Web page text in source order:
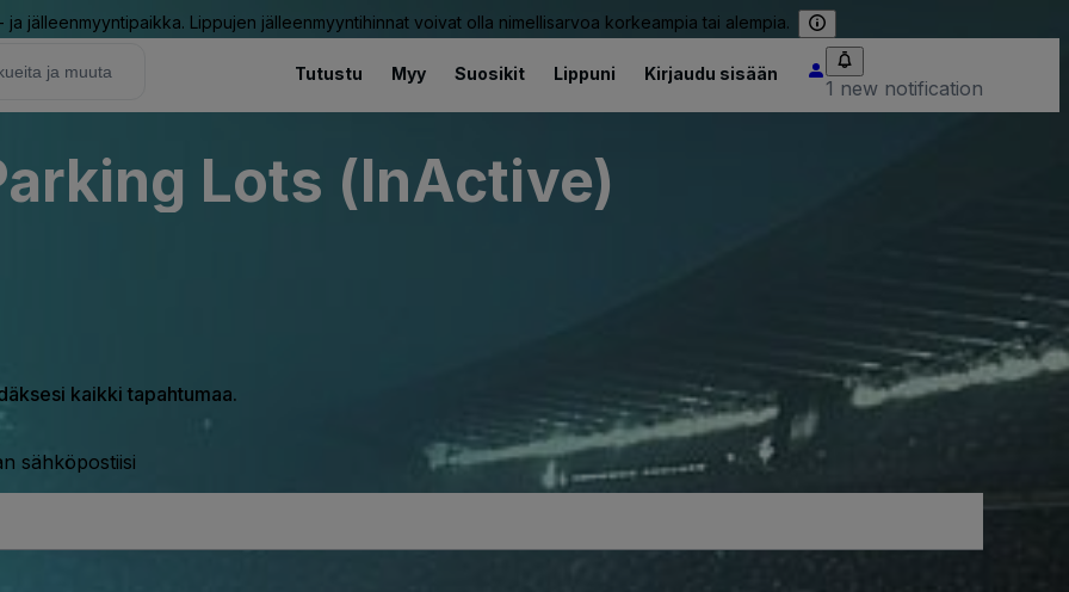
ja jälleenmyyntipaikka. Lippujen jälleenmyyntihinnat voivat olla nimellisarvoa korkeampia tai alempia.
Tutustu Myy Suosikit Lippuni Kirjaudu sisään
1 new notification
Lots (InActive)
kaikki tapahtumaa.
sähköpostiisi